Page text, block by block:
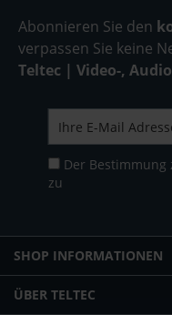
Abonnieren Sie den
verpassen Sie keine
Teltec | Video-,
Der Bestimmung
zu
SHOP INFORMATIONEN
ÜBER TELTEC